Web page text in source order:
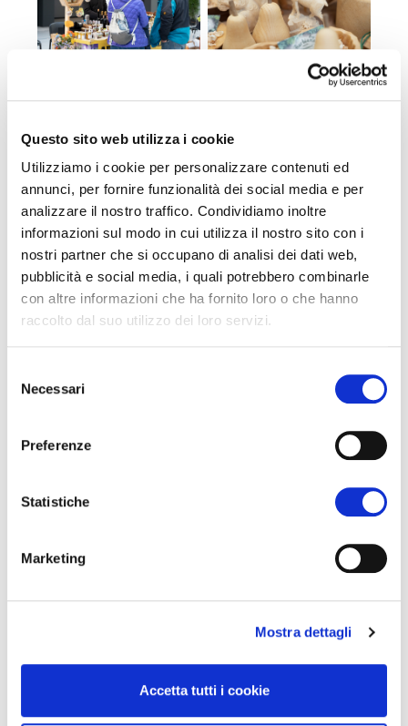
Questo sito web utilizza i cookie
Utilizziamo i cookie per personalizzare contenuti ed
annunci, per fornire funzionalità dei social media e per
analizzare il nostro traffico. Condividiamo inoltre
informazioni sul modo in cui utilizza il nostro sito con i
nostri partner che si occupano di analisi dei dati web,
pubblicità e social media, i quali potrebbero combinarle
con altre informazioni che ha fornito loro o che hanno
raccolto dal suo utilizzo dei loro servizi.
delNecessari
Preferenze
Statistiche
Marketing
Mostra dettagli
Accetta tutti i cookie
Video highlights